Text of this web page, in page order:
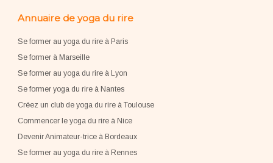
Annuaire de yoga du rire
Se former au yoga du rire à Paris
Se former à Marseille
Se former au yoga du rire à Lyon
Se former yoga du rire à Nantes
Créez un club de yoga du rire à Toulouse
Commencer le yoga du rire à Nice
Devenir Animateur-trice à Bordeaux
Se former au yoga du rire à Rennes